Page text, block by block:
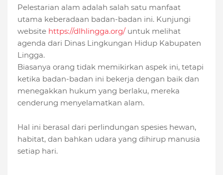
Pelestarian alam adalah salah satu manfaat
utama keberadaan badan-badan ini. Kunjungi
website https://dlhlingga.org/untuk melihat
agenda dari Dinas Lingkungan Hidup Kabupaten
Lingga.
Biasanya orang tidak memikirkan aspek ini, tetapi
ketika badan-badan ini bekerja dengan baik dan
menegakkan hukum yang berlaku, mereka
cenderung menyelamatkan alam.
Hal ini berasal dari perlindungan spesies hewan,
habitat, dan bahkan udara yang dihirup manusia
setiap hari.